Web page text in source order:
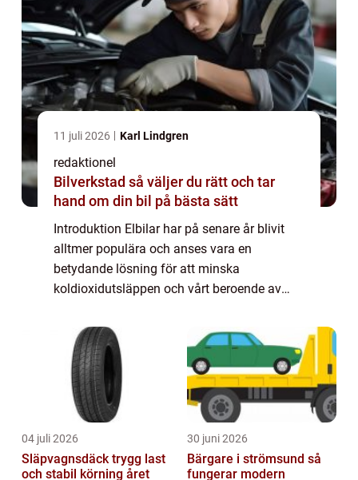
11 juli 2026 Karl Lindgren
redaktionel
Bilverkstad så väljer du rätt och tar
hand om din bil på bästa sätt
Introduktion Elbilar har på senare år blivit
alltmer populära och anses vara en
betydande lösning för att minska
koldioxidutsläppen och vårt beroende av
ligger en av de viktigaste komponenterna –
batte...
04 juli 2026
Släpvagnsdäck trygg last
och stabil körning året
30 juni 2026
Bärgare i strömsund så
fungerar modern